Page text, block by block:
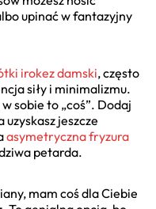
upinać w fantazyjny
irokez damski, często
siły i minimalizmu.
sobie to „coś”. Dodaj
jeszcze
asymetryczna fryzura
petarda.
mam coś dla Ciebie